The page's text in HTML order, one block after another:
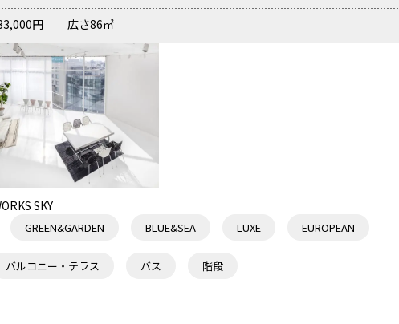
円 広さ86㎡
SKY
GREEN&GARDEN BLUE&SEA LUXE EUROPEAN
バルコニー・テラス バス 階段